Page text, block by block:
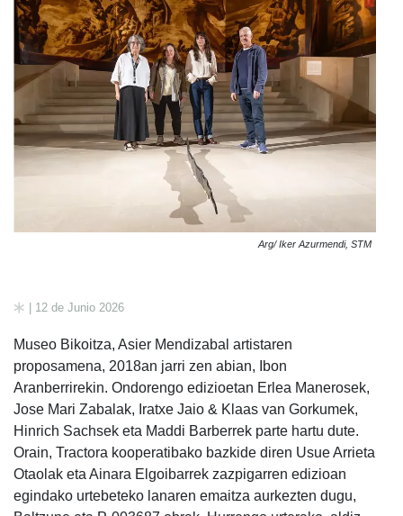
Arg/ Iker Azurmendi, STM
| 12 de Junio 2026
Museo Bikoitza, Asier Mendizabal artistaren
proposamena, 2018an jarri zen abian, Ibon
Aranberrirekin. Ondorengo edizioetan Erlea Manerosek,
Jose Mari Zabalak, Iratxe Jaio & Klaas van Gorkumek,
Hinrich Sachsek eta Maddi Barberrek parte hartu dute.
Orain, Tractora kooperatibako bazkide diren Usue Arrieta
Otaolak eta Ainara Elgoibarrek zazpigarren edizioan
egindako urtebeteko lanaren emaitza aurkezten dugu,